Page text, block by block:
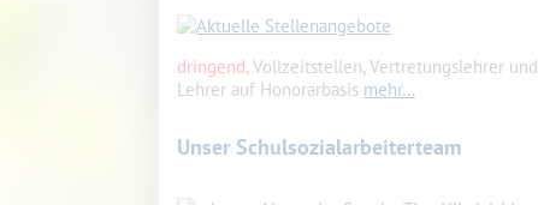
dringend, Vollzeitstellen, Vertretungslehrer und
Lehrer auf Honorarbasis mehr…
Unser Schulsozialarbeiterteam